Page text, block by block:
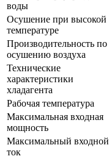
воды
Осушение при высокой
температуре
Производительность по
осушению воздуха
Технические
характеристики
хладагента
Рабочая температура
Максимальная входная
мощность
Максимальный входной
ток